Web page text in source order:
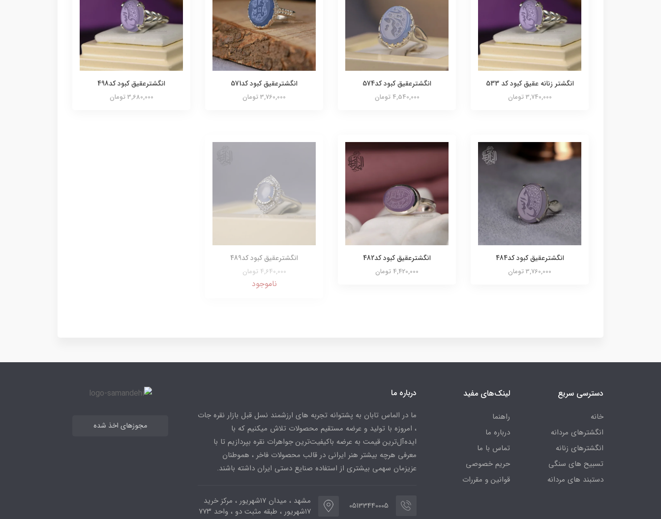
انگشتر زنانه عقیق کبود کد 533
3,740,000 تومان
انگشترعقیق کبود کد574
4,540,000 تومان
انگشترعقیق کبود کد571
3,760,000 تومان
انگشترعقیق کبود کد498
3,680,000 تومان
انگشترعقیق کبود کد484
3,760,000 تومان
انگشترعقیق کبود کد482
4,420,000 تومان
انگشترعقیق کبود کد489
4,640,000 تومان
ناموجود
دسترسی سریع
خانه
انگشترهای مردانه
انگشترهای زنانه
تسبیح های سنگی
دستبند های مردانه
لینک‌های مفید
راهنما
درباره ما
تماس با ما
حریم خصوصی
قوانین و مقررات
درباره ما
ما در الماس تابان به پشتوانه تجربه های ارزشمند نسل قبل بازار نقره جات
، امروزه با تولید و عرضه مستقیم محصولات تلاش میکنیم که با
ایده‌آل‌ترین قیمت به عرضه باکیفیت‌ترین جواهرات نقره بپردازیم تا با
معرفی هرچه بیشتر هنر ایرانی در قالب محصولات فاخر ، هموطنان
عزیزمان سهمی بیشتری از استفاده صنایع دستی ایران داشته باشند.
05133440005
مشهد ، میدان ۱۷شهریور ، مرکز خرید
۱۷شهریور ، طبقه مثبت دو ، واحد ۷۷۳
مجوزهای اخذ شده